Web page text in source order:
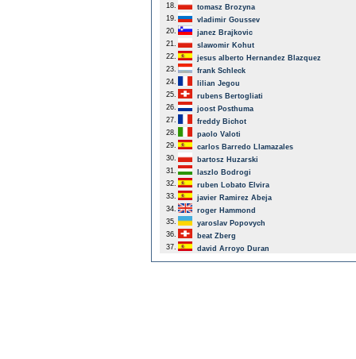
18.
tomasz Brozyna
19.
vladimir Goussev
20.
janez Brajkovic
21.
slawomir Kohut
22.
jesus alberto Hernandez Blazquez
23.
frank Schleck
24.
lilian Jegou
25.
rubens Bertogliati
26.
joost Posthuma
27.
freddy Bichot
28.
paolo Valoti
29.
carlos Barredo Llamazales
30.
bartosz Huzarski
31.
laszlo Bodrogi
32.
ruben Lobato Elvira
33.
javier Ramirez Abeja
34.
roger Hammond
35.
yaroslav Popovych
36.
beat Zberg
37.
david Arroyo Duran